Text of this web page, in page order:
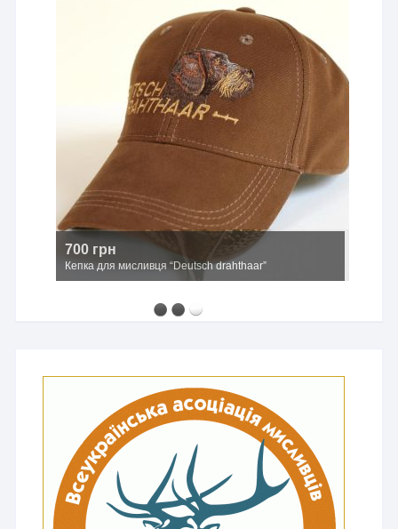
700 грн
Кепка для мисливця “Deutsch drahthaar”